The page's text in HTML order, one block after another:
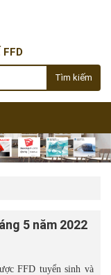
FFD
Tìm kiếm
5 năm 2022
FFD tuyển sinh và